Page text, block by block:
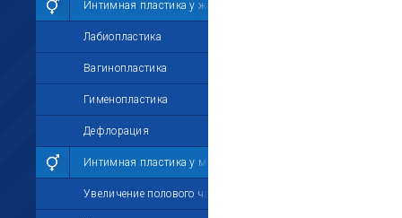
Интимная пластика у женщин
Лабиопластика
Вагинопластика
Гименопластика
Дефлорация
Интимная пластика у мужчин
Увеличение полового члена